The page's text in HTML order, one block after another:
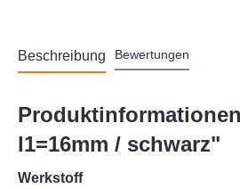
Beschreibung Bewertungen
l1=16mm / schwarz"
Werkstoff